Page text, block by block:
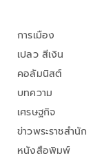
การเมือง
เปลว สีเงิน
คอลัมนิสต์
บทความ
เศรษฐกิจ
ข่าวพระราชสำนัก
หนังสือพิมพ์